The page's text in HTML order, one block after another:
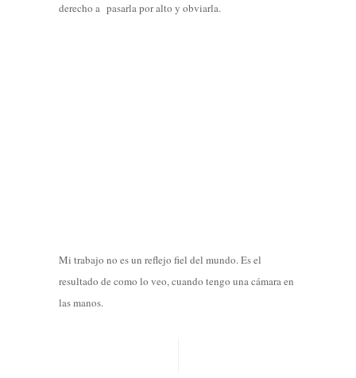
derecho a pasarla por alto y obviarla.
Mi trabajo no es un reflejo fiel del mundo. Es el
resultado de como lo veo, cuando tengo una cámara en
las manos.